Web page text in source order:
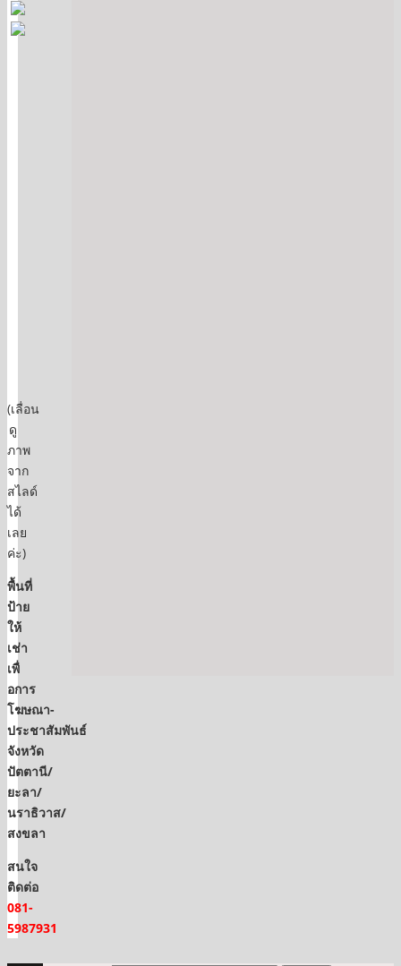
(เลื่อน
ดู
ภาพ
จาก
สไลด์
ได้
เลย
ค่ะ)
พื้นที่
ป้าย
ให้
เช่า
เพื่
อการ
โฆษณา-
ประชาสัมพันธ์
จังหวัด
ปัตตานี/
ยะลา/
นราธิวาส/
สงขลา
สนใจ
ติดต่อ
081-
5987931